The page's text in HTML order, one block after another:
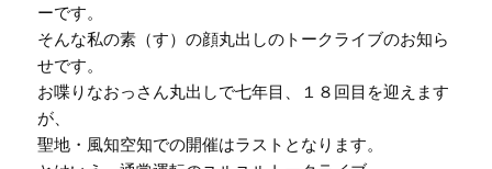
ーです。
そんな私の素（す）の顔丸出しのトークライブのお知ら
せです。
お喋りなおっさん丸出しで七年目、１８回目を迎えます
が、
聖地・風知空知での開催はラストとなります。